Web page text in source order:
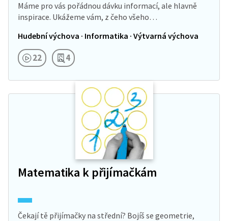
Máme pro vás pořádnou dávku informací, ale hlavně
inspirace. Ukážeme vám, z čeho všeho…
Hudební výchova · Informatika · Výtvarná výchova
22 4
Matematika k přijímačkám
Čekají tě přijímačky na střední? Bojíš se geometrie,